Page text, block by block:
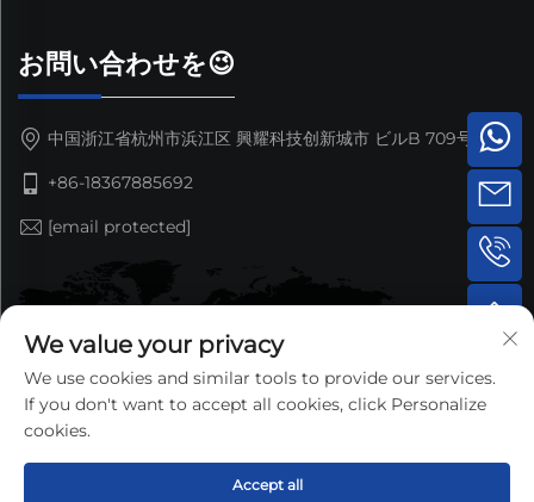
お問い合わせを😉
中国浙江省杭州市浜江区 興耀科技创新城市 ビルB 709号室
+86-18367885692
[email protected]
We value your privacy
We use cookies and similar tools to provide our services.
If you don't want to accept all cookies, click Personalize
cookies.
Accept all